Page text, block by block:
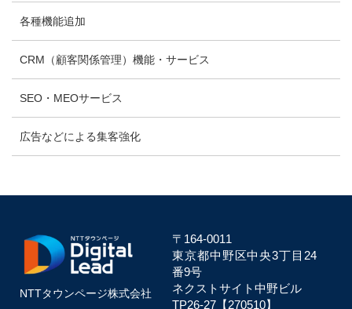
各種機能追加
CRM（顧客関係管理）機能・サービス
SEO・MEOサービス
広告などによる集客強化
NTTタウンページ株式会社
〒164-0011
東京都中野区中央3丁目24
番9号
ネクストサイト中野ビル
TP26-27【270510】